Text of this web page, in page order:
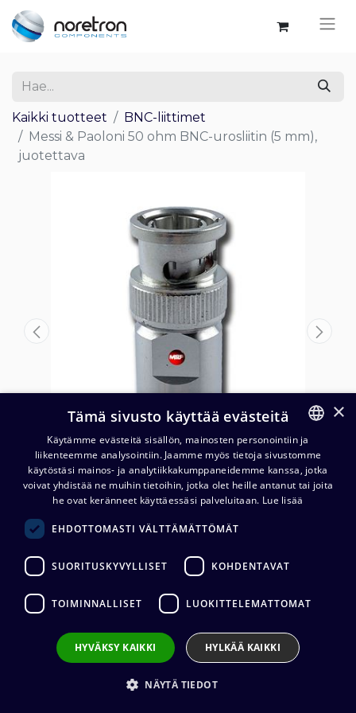
Kaikki tuotteet
BNC-liittimet
Messi & Paoloni 50 ohm BNC-urosliitin (5 mm),
juotettava
Messi & Paoloni 50 ohm BNC-
urosliitin (5 mm), juotettava
10,09
Liittimen tyyppi:BNC
Liittimen sukupuoli:Uros
Juotos
FINNISH
ENGLISH
×
Tämä sivusto käyttää evästeitä
Käytämme evästeitä sisällön, mainosten personointiin ja
liikenteemme analysointiin. Jaamme myös tietoja sivustomme
käytöstäsi mainos- ja analytiikkakumppaneidemme kanssa, jotka
voivat yhdistää ne muihin tietoihin, jotka olet heille antanut tai joita
he ovat keränneet käyttäessäsi palveluitaan. Lue lisää
EHDOTTOMASTI VÄLTTÄMÄTTÖMÄT
SUORITUSKYVYLLISET KOHDENTAVAT
TOIMINNALLISET LUOKITTELEMATTOMAT
HYVÄKSY KAIKKI HYLKÄÄ KAIKKI
NÄYTÄ TIEDOT